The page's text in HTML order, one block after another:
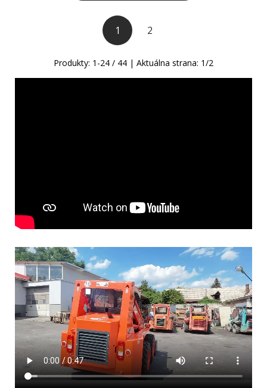
1 2
Produkty: 1 -24 / 44 | Aktuálna strana: 1/2